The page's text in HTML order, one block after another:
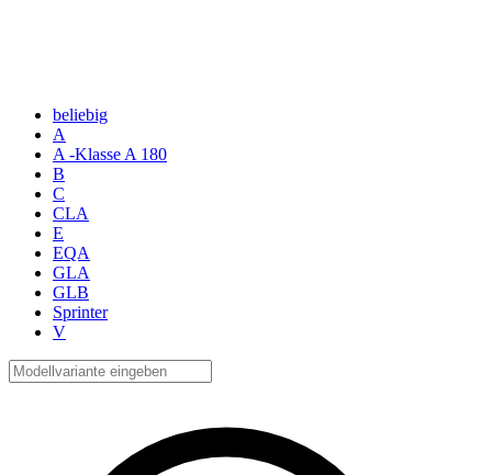
beliebig
A
A -Klasse A 180
B
C
CLA
E
EQA
GLA
GLB
Sprinter
V